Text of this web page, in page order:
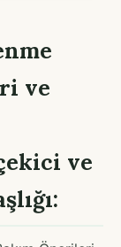
ve
ve